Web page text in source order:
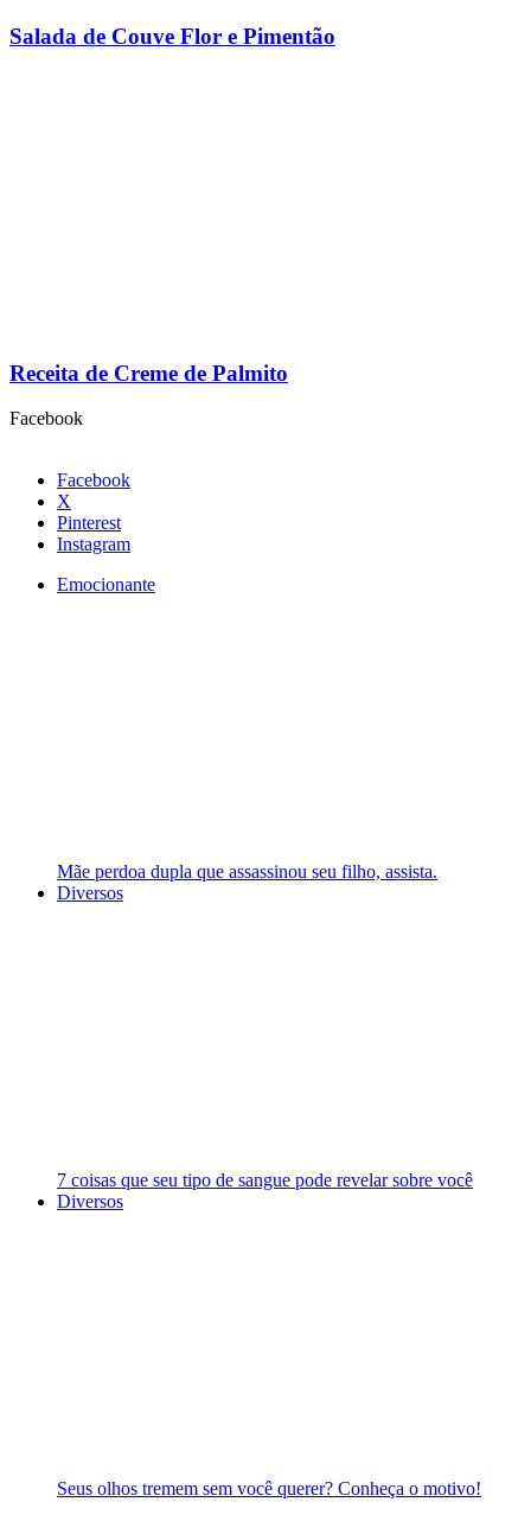
Salada de Couve Flor e Pimentão
Receita de Creme de Palmito
Facebook
Facebook
X
Pinterest
Instagram
Emocionante
Mãe perdoa dupla que assassinou seu filho, assista.
Diversos
7 coisas que seu tipo de sangue pode revelar sobre você
Diversos
Seus olhos tremem sem você querer? Conheça o motivo!